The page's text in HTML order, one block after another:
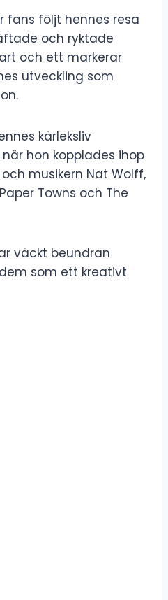
fans följt hennes resa
och ryktade
och ett markerar
utveckling som
kärleksliv
hon kopplades ihop
musikern Nat Wolff,
Towns och The
väckt beundran
som ett kreativt